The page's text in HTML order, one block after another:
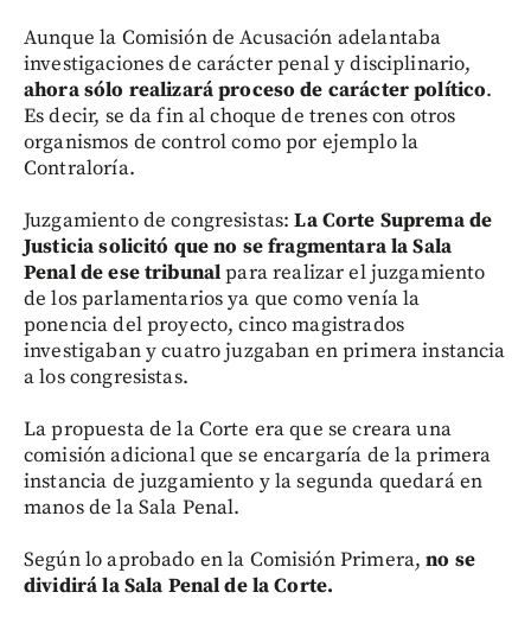
Aunque la Comisión de Acusación adelantaba
investigaciones de carácter penal y disciplinario,
ahora sólo realizará proceso de carácter político.
Es decir, se da fin al choque de trenes con otros
organismos de control como por ejemplo la
Contraloría.
Juzgamiento de congresistas:La Corte Suprema de
Justicia solicitó que no se fragmentara la Sala
Penal de ese tribunalpara realizar el juzgamiento
de los parlamentarios ya que como venía la
ponencia del proyecto, cinco magistrados
investigaban y cuatro juzgaban en primera instancia
a los congresistas.
La propuesta de la Corte era que se creara una
comisión adicional que se encargaría de la primera
instancia de juzgamiento y la segunda quedará en
manos de la Sala Penal.
Según lo aprobado en la Comisión Primera, no se
dividirá la Sala Penal de la Corte.